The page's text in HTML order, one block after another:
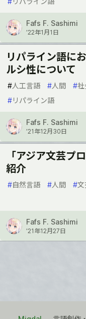
Fafs F. Sashimi
’22年1月1日
リパライン語に
ルシ性について
#人工言語 #人間 #社
#リパライン語
Fafs F. Sashimi
’21年12月30日
「アジア文芸プ
紹介
#自然言語 #人間 #文
Fafs F. Sashimi
’21年12月27日